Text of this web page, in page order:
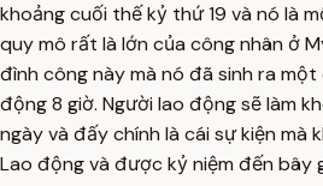
khoảng cuối thế kỷ thứ 19 và nó là
quy mô rất là lớn của công nhân ở
đình công này mà nó đã sinh ra
động 8 giờ. Người lao động sẽ làm
ngày và đấy chính là cái sự kiện mà
Lao động và được kỷ niệm đến bây